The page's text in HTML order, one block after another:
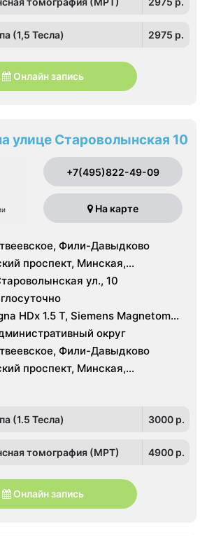
(1,5 Тесла) 2975 p.
Онлайн запись
улице Староволынская 10
+7(495)822-49-09
На карте
Фили-Давыдково
проспект, Минская,
ул., 10
HDx 1.5 T, Siemens Magnetom
Healthcare Optima CT660 64
BrightSpeed 16 срезов, УЗИ
GE Voluson E8
округ
Фили-Давыдково
проспект, Минская,
(1.5 Тесла) 3000 p.
томография (МРТ) 4900 p.
Онлайн запись